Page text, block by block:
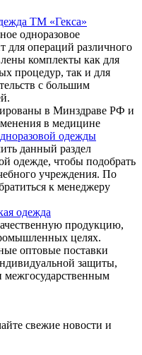
ТМ «Гекса»
одноразовое
для операций различного
комплекты как для
процедур, так и для
с большим
в Минздраве РФ и
в медицине
одежды
данный раздел
одежде, чтобы подобрать
учреждения. По
к менеджеру
одежда
продукцию,
целях.
оптовые поставки
защиты,
свежие новости и